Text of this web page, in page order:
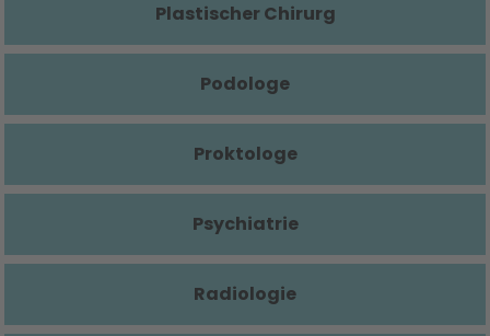
Plastischer Chirurg
Podologe
Proktologe
Psychiatrie
Radiologie